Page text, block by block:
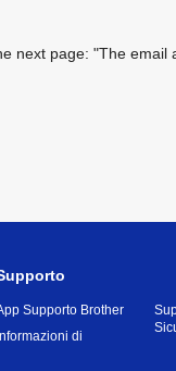
next page: "The
Supporto Brother
Informazioni di